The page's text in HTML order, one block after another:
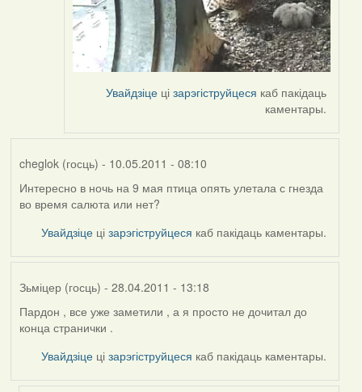
Увайдзіце цізарэгіструйцеся каб пакідаць
каментары.
cheglok (госць) - 10.05.2011 - 08:10
Интересно в ночь на 9 мая птица опять улетала с гнезда
во время салюта или нет?
Увайдзіце цізарэгіструйцеся каб пакідаць каментары.
Зьміцер (госць) - 28.04.2011 - 13:18
Пардон , все уже заметили , а я просто не дочитал до
конца странички .
Увайдзіце цізарэгіструйцеся каб пакідаць каментары.